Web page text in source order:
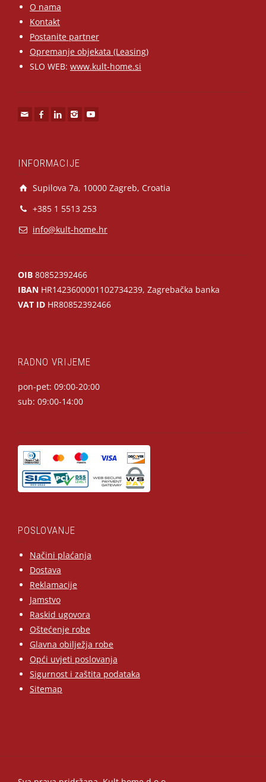
O nama
Kontakt
Postanite partner
Opremanje objekata (Leasing)
SLO WEB: www.kult-home.si
INFORMACIJE
Supilova 7a, 10000 Zagreb, Croatia
+385 1 5513 253
info@kult-home.hr
OIB 80852392466
IBAN HR1423600001102734239, Zagrebačka banka
VAT ID HR80852392466
RADNO VRIJEME
pon-pet: 09:00-20:00
sub: 09:00-14:00
POSLOVANJE
Načini plaćanja
Dostava
Reklamacije
Jamstvo
Raskid ugovora
Oštećenje robe
Glavna obilježja robe
Opći uvjeti poslovanja
Sigurnost i zaštita podataka
Sitemap